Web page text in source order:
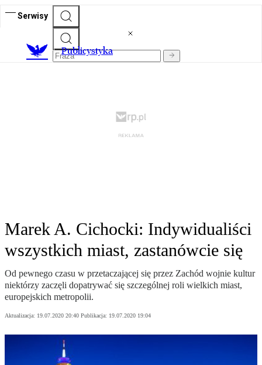
Serwisy
Publicystyka
Marek A. Cichocki: Indywidualiści
wszystkich miast, zastanówcie się
Od pewnego czasu w przetaczającej się przez Zachód wojnie kultur
niektórzy zaczęli dopatrywać się szczególnej roli wielkich miast,
europejskich metropolii.
Aktualizacja: 19.07.2020 20:40 Publikacja: 19.07.2020 19:04